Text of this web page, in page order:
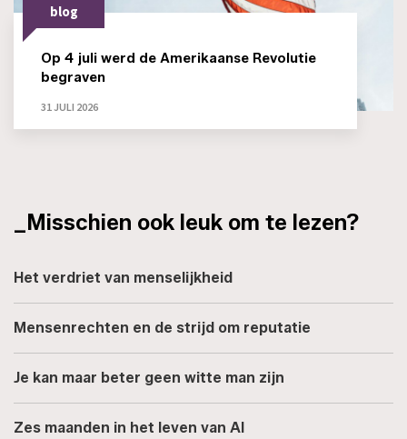
blog
Op 4 juli werd de Amerikaanse Revolutie
begraven
31 JULI 2026
_Misschien ook leuk om te lezen?
Het verdriet van menselijkheid
Mensenrechten en de strijd om reputatie
Je kan maar beter geen witte man zijn
Zes maanden in het leven van AI